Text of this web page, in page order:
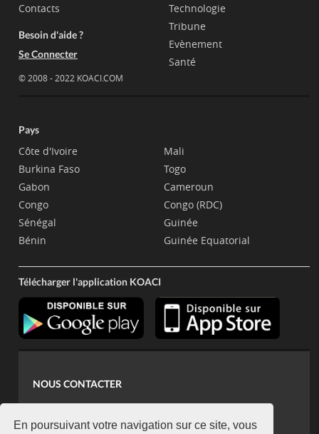
En poursuivant votre navigation sur ce site, vous
Contacts
Besoin d'aide ?
Se Connecter
© 2008 - 2022 KOACI.COM
Technologie
Tribune
Evènement
Santé
Pays
Côte d'Ivoire
Burkina Faso
Gabon
Congo
Sénégal
Bénin
Mali
Togo
Cameroun
Congo (RDC)
Guinée
Guinée Equatorial
Télécharger l'application KOACI
NOUS CONTACTER
koaci@yahoo.fr